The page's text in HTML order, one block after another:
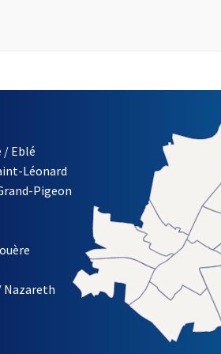
D'INFORMATION DE LA VILLE
/ Eblé
Léonard
Pigeon
Nazareth